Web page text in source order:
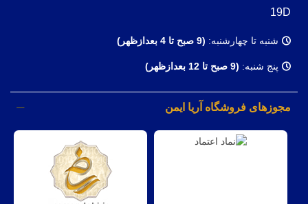
19D
شنبه تا چهارشنبه: (9 صبح تا 4 بعدازظهر)
پنج شنبه: (9 صبح تا 12 بعدازظهر)
مجوزهای فروشگاه آریا ایمن